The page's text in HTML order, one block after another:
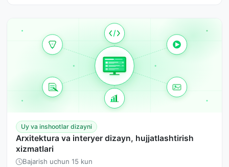
Uy va inshootlar dizayni
Arxitektura va interyer dizayn, hujjatlashtirish
xizmatlari
Bajarish uchun 15 kun